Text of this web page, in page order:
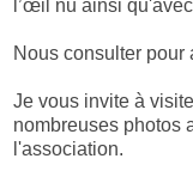
l’œil nu ainsi
Nous consulter pour
Je vous invite à
nombreuses photos
l'association.